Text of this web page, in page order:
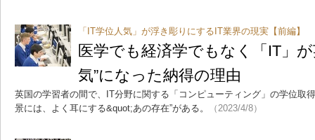
「IT学位人気」が浮き彫りにするIT業界の現実【前編】
医学でも経済学でもなく「IT」
気”になった納得の理由
英国の学習者の間で、IT分野に関する「コンピューティング」の学位取
景には、よく耳にする&quot;あの存在”がある。
（2023/4/8）